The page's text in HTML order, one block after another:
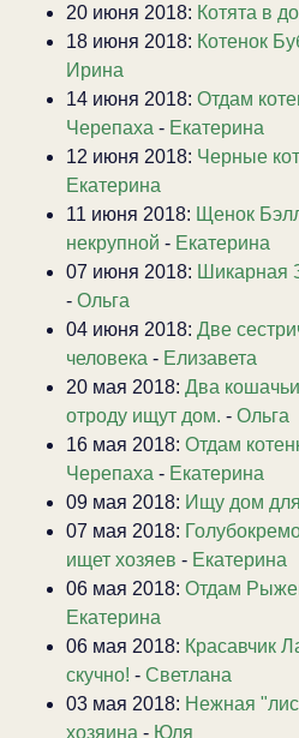
20 июня 2018: Котята в
18 июня 2018: Котенок
Ирина
14 июня 2018: Отдам
Черепаха - Екатерина
12 июня 2018: Черные
Екатерина
11 июня 2018: Щенок
некрупной - Екатерина
07 июня 2018: Шикарная
- Ольга
04 июня 2018: Две
человека - Елизавета
20 мая 2018: Два
отроду ищут дом. - Ольга
16 мая 2018: Отдам
Черепаха - Екатерина
09 мая 2018: Ищу дом
07 мая 2018:
ищет хозяев - Екатерина
06 мая 2018: Отдам
Екатерина
06 мая 2018: Красавчик
скучно! - Светлана
03 мая 2018: Нежная
хозяина - Юля